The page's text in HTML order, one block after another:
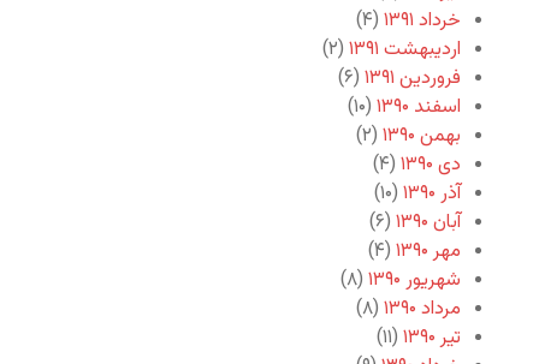
خرداد ۱۳۹۱
(۴)
اردیبهشت ۱۳۹۱
(۲)
فروردین ۱۳۹۱
(۶)
اسفند ۱۳۹۰
(۱۰)
بهمن ۱۳۹۰
(۲)
دی ۱۳۹۰
(۴)
آذر ۱۳۹۰
(۱۰)
آبان ۱۳۹۰
(۶)
مهر ۱۳۹۰
(۴)
شهریور ۱۳۹۰
(۸)
مرداد ۱۳۹۰
(۸)
تیر ۱۳۹۰
(۱۱)